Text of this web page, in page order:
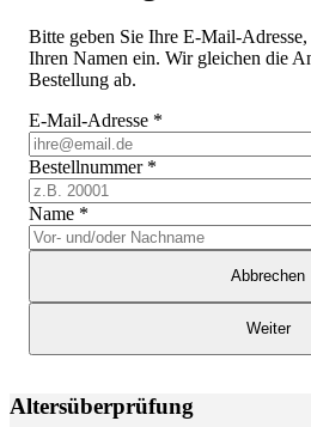
Bitte geben Sie Ihre E-Mail-
Ihren Namen ein. Wir gleichen die
Bestellung ab.
E-Mail-Adresse *
Bestellnummer *
Name *
Abbrechen
Weiter
Altersüberprüfung